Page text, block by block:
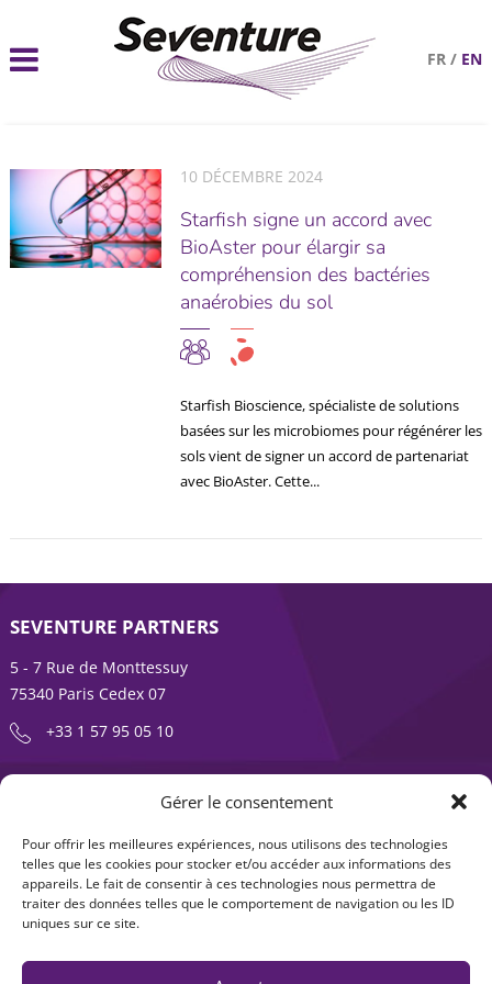
Gérer le consentement
Pour offrir les meilleures expériences, nous utilisons des technologies
telles que les cookies pour stocker et/ou accéder aux informations des
appareils. Le fait de consentir à ces technologies nous permettra de
traiter des données telles que le comportement de navigation ou les ID
uniques sur ce site.
FR / EN
10 DÉCEMBRE 2024
Starfish signe un accord avec
BioAster pour élargir sa
compréhension des bactéries
anaérobies du sol
Starfish Bioscience, spécialiste de solutions
basées sur les microbiomes pour régénérer les
sols vient de signer un accord de partenariat
avec BioAster. Cette...
SEVENTURE PARTNERS
5 - 7 Rue de Monttessuy
75340 Paris Cedex 07
+33 1 57 95 05 10
ENTREPRENDRE EST UNE AVENTURE
À propos
Expertises
Offre produits
Actualités
Contact